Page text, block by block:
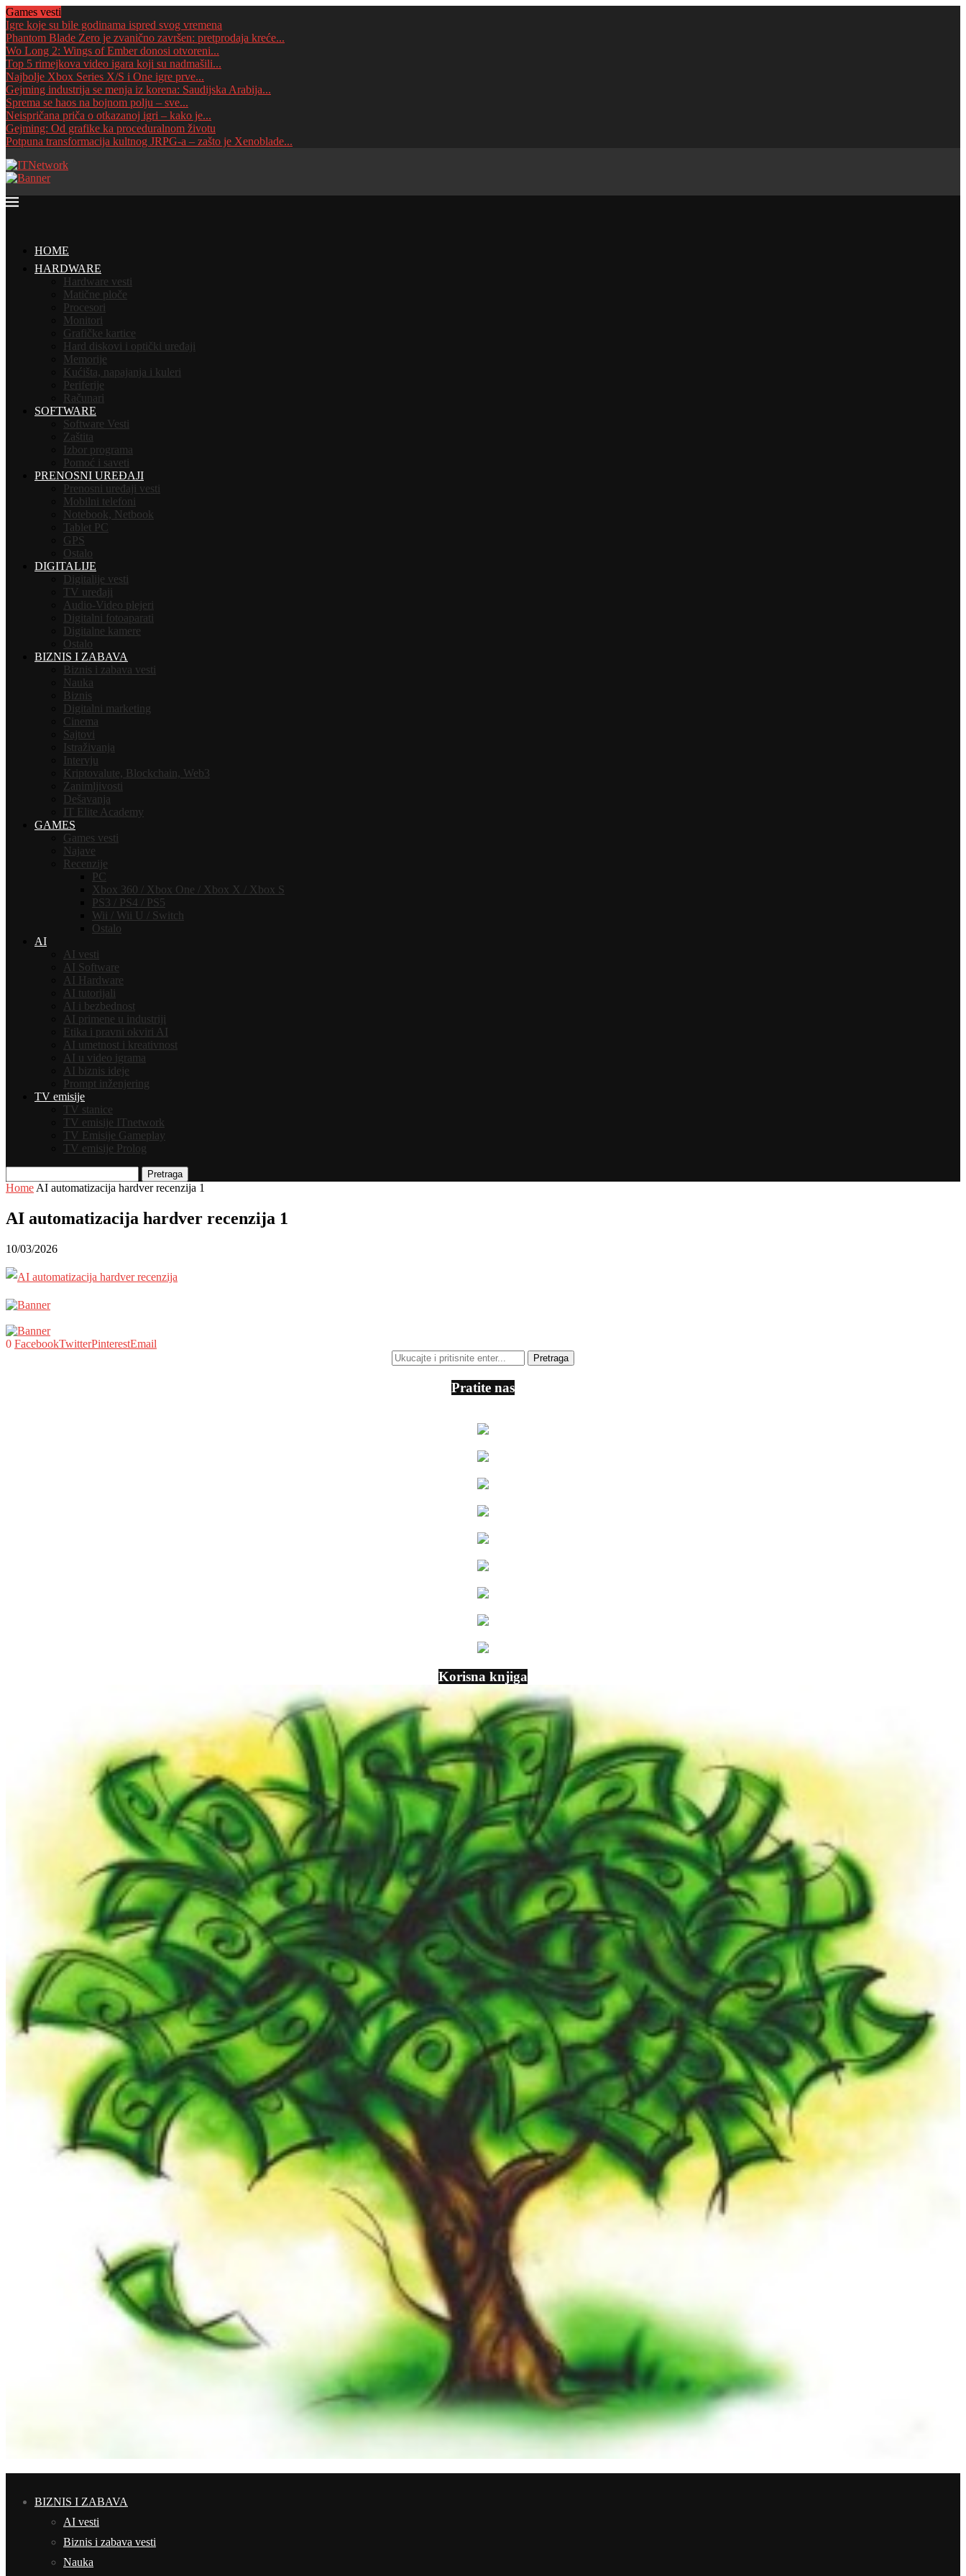
Games vesti
Igre koje su bile godinama ispred svog vremena
Phantom Blade Zero je zvanično završen: pretprodaja kreće...
Wo Long 2: Wings of Ember donosi otvoreni...
Top 5 rimejkova video igara koji su nadmašili...
Najbolje Xbox Series X/S i One igre prve...
Gejming industrija se menja iz korena: Saudijska Arabija...
Sprema se haos na bojnom polju – sve...
Neispričana priča o otkazanoj igri – kako je...
Gejming: Od grafike ka proceduralnom životu
Potpuna transformacija kultnog JRPG-a – zašto je Xenoblade...
HOME
HARDWARE
Hardware vesti
Matične ploče
Procesori
Monitori
Grafičke kartice
Hard diskovi i optički uređaji
Memorije
Kućišta, napajanja i kuleri
Periferije
Računari
SOFTWARE
Software Vesti
Zaštita
Izbor programa
Pomoć i saveti
PRENOSNI UREĐAJI
Prenosni uređaji vesti
Mobilni telefoni
Notebook, Netbook
Tablet PC
GPS
Ostalo
DIGITALIJE
Digitalije vesti
TV uređaji
Audio-Video plejeri
Digitalni fotoaparati
Digitalne kamere
Ostalo
BIZNIS I ZABAVA
Biznis i zabava vesti
Nauka
Biznis
Digitalni marketing
Cinema
Sajtovi
Istraživanja
Intervju
Kriptovalute, Blockchain, Web3
Zanimljivosti
Dešavanja
IT Elite Academy
GAMES
Games vesti
Najave
Recenzije
PC
Xbox 360 / Xbox One / Xbox X / Xbox S
PS3 / PS4 / PS5
Wii / Wii U / Switch
Ostalo
AI
AI vesti
AI Software
AI Hardware
AI tutorijali
AI i bezbednost
AI primene u industriji
Etika i pravni okviri AI
AI umetnost i kreativnost
AI u video igrama
AI biznis ideje
Prompt inženjering
TV emisije
TV stanice
TV emisije ITnetwork
TV Emisije Gameplay
TV emisije Prolog
Pretraga
Home AI automatizacija hardver recenzija 1
AI automatizacija hardver recenzija 1
10/03/2026
0 FacebookTwitterPinterestEmail
Pratite nas
Korisna knjiga
BIZNIS I ZABAVA
AI vesti
Biznis i zabava vesti
Nauka